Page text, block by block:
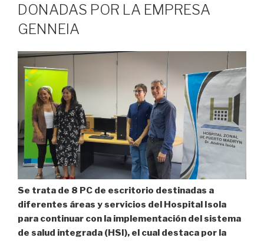
DONADAS POR LA EMPRESA
GENNEIA
Se trata de 8 PC de escritorio destinadas a
diferentes áreas y servicios del Hospital Isola
para continuar con la implementación del sistema
de salud integrada (HSI), el cual destaca por la